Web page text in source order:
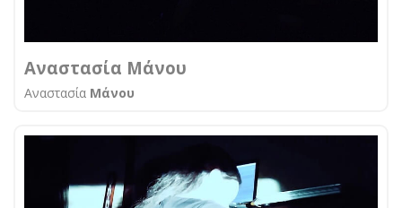
Αναστασία Μάνου
Αναστασία Μάνου